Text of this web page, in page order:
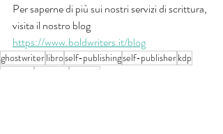
Per saperne di più sui nostri servizi di scrittura,
visita il nostro blog
https://www.boldwriters.it/blog
ghostwriterlibroself-publishingself-publisherkdp